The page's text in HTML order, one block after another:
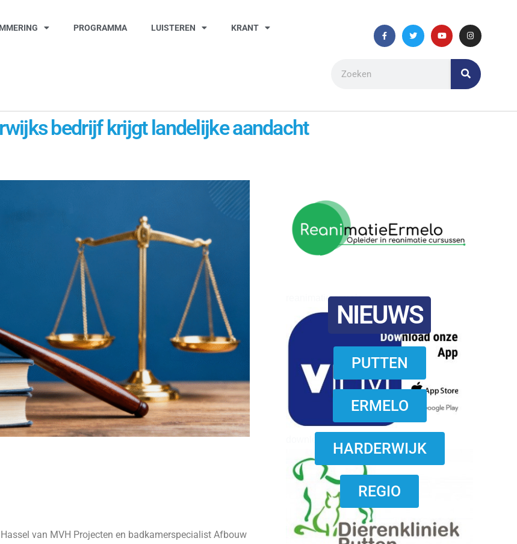
PROGRAMMA LUISTEREN KRANT
bedrijf krijgt landelijke aandacht
reanimatie ermelo
NIEUWS
PUTTEN
ERMELO
HARDERWIJK
REGIO
van MVH Projecten en badkamerspecialist Afbouw